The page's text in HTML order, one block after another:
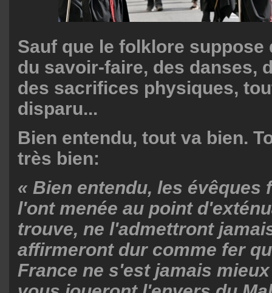
Sauf que le folklore suppose
du savoir-faire, des danses,
des sacrifices physiques,
disparu...
Bien entendu, tout va bien.
très bien:
« Bien entendu, les évêques
l'ont menée au point
trouve, ne l'admettront
affirmeront dur comme fer
France ne s'est jamais